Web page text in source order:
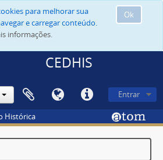
Ok
para melhorar sua
e carregar conteúdo.
informações.
CEDHIS
Entrar
Histórica